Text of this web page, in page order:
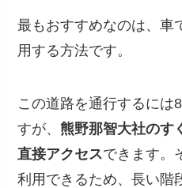
最もおすすめなのは、車
用する方法です。
この道路を通行するには
すが、 熊野那智大社のす
直接アクセスできます。
利用できるため、長い階